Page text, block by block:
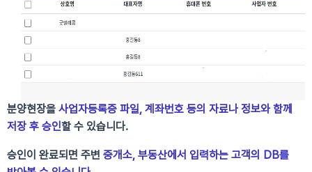
분양현장을 사업자등록증 파일, 계좌번호 등의 자료나 정보와 함께
저장 후 승인​할 수 있습니다.
승인이 완료되면 주변 중개소, 부동산에서 입력하는 고객의 DB를